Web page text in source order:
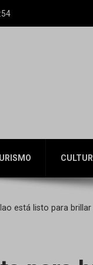
está listo para